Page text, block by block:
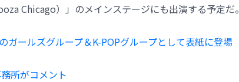
Chicago）」のメインステージにも出演する予定だ。
ガールズグループ＆K-POPグループとして表紙に登場
所がコメント